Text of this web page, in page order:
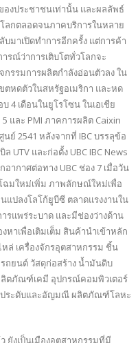
งประชาชนเท่านั้น และผลลัพธ์
ลกตลอดจนภาคบริการในหลาย
มาเปิดทำการอีกครั้ง แต่การค้า
รณ์ว่าการเติบโตทั่วโลกจะ
รรมการผลิตกำลังอ่อนตัวลง ใน
ตหดตัวในสหรัฐอเมริกา และหด
4 เดือนในยูโรโซน ในเอเชีย
และ PMI ภาคการผลิต Caixin
ย์ 2541 หลังจากที่ IBC บรรลุข้อ
UTV และก่อตั้ง UBC IBC News
ากาศต่อทาง UBC ช่อง 7 เมื่อวัน
ฉมใหม่เพิ่ม ภาพลักษณ์ใหม่เพื่อ
แปลงโลโก้ยูบีซี ตลาดแรงงานใน
รแพร่ระบาด และมีช่องว่างด้าน
าเพื่อเติมเต็ม สินค้านำเข้าหลัก
ล่ เครื่องจักรอุตสาหกรรม ชิ้น
ยนต์ วัสดุก่อสร้าง น้ำมันดิบ
ลิตภัณฑ์เคมี อุปกรณ์คอมพิวเตอร์
งประดับและอัญมณี ผลิตภัณฑ์โลหะ
ยังเป็นเมืองอุตสาหกรรมที่มี